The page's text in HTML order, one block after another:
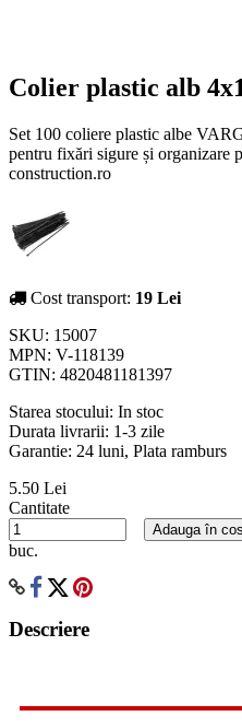
Colier plastic alb
Set 100 coliere plastic albe
pentru fixări sigure și organizare
construction.ro
Cost transport: 19 Lei
SKU: 15007
MPN: V-118139
GTIN: 4820481181397
Starea stocului: In stoc
Durata livrarii: 1-3 zile
Garantie: 24 luni, Plata ramburs
5.50 Lei
Cantitate
buc.
Adauga în cos
Descriere